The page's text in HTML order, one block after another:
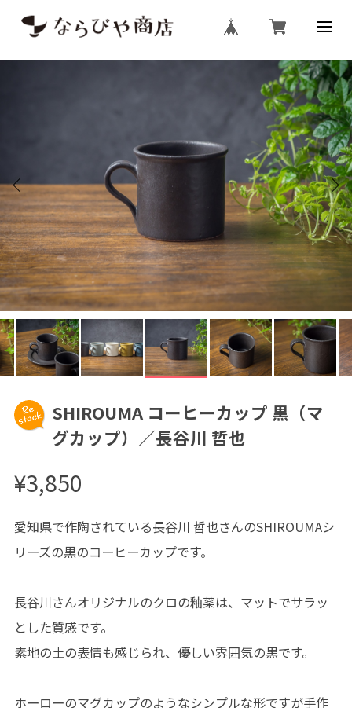
SHIROUMA コーヒーカップ 黒（マ
グカップ）／長谷川 哲也
¥3,850
愛知県で作陶されている長谷川 哲也さんのSHIROUMAシ
リーズの黒のコーヒーカップです。
長谷川さんオリジナルのクロの釉薬は、マットでサラッ
とした質感です。
素地の土の表情も感じられ、優しい雰囲気の黒です。
ホーローのマグカップのようなシンプルな形ですが手作